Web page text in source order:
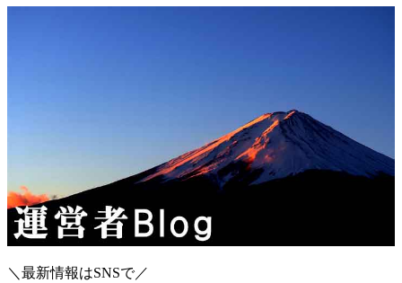
＼最新情報はSNSで／